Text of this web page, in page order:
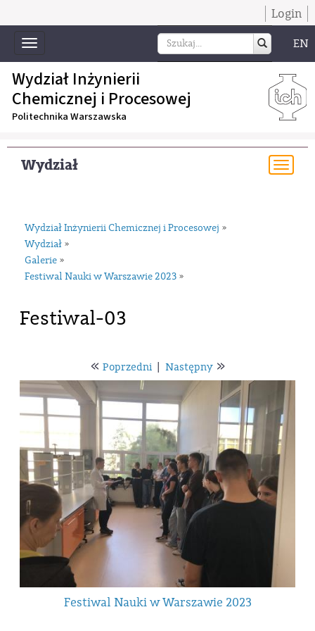
Login
Toggle
navigation
EN
Wydział Inżynierii
Chemicznej i Procesowej
Politechnika Warszawska
Wydział
Wydział Inżynierii Chemicznej i Procesowej »
Wydział »
Galerie »
Festiwal Nauki w Warszawie 2023 »
Festiwal-03
« Poprzedni Następny»
Festiwal Nauki w Warszawie 2023